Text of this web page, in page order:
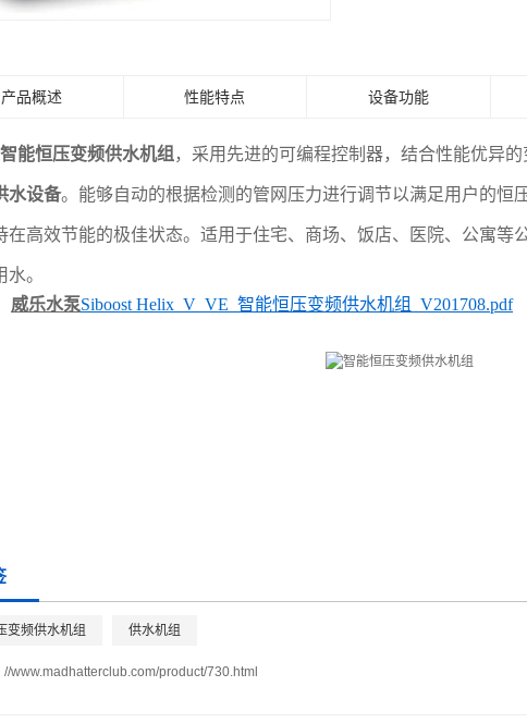
产品概述 性能特点 设备功能
智能恒压变频供水机组 ，采用先进的可编程控制器，结合性能优异
水设备。能够自动的根据检测的管网压力进行调节以满足用户的恒
在高效节能的极佳状态。适用于住宅、商场、饭店、医院、公寓等
。
威乐水泵Siboost Helix_V_VE_智能恒压变频供水机组_V201708.pdf
变频供水机组 供水机组
//www.madhatterclub.com/product/730.html